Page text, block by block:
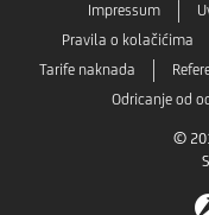
Impressum
Pravila o kolačićima
Tarife naknada
Odricanje od
©